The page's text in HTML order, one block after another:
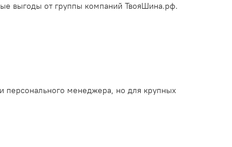
выгоды от группы компаний ТвояШина.рф.
менеджера, но для крупных